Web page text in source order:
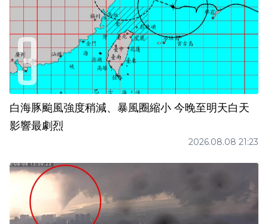
白海豚颱風強度稍減、暴風圈縮小 今晚至明天白天
影響最劇烈
2026.08.08 21:23